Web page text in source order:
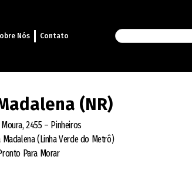
Nós Contato
(NR)
Moura, 2455 – Pinheiros
(Linha Verde do Metrô)
Para Morar